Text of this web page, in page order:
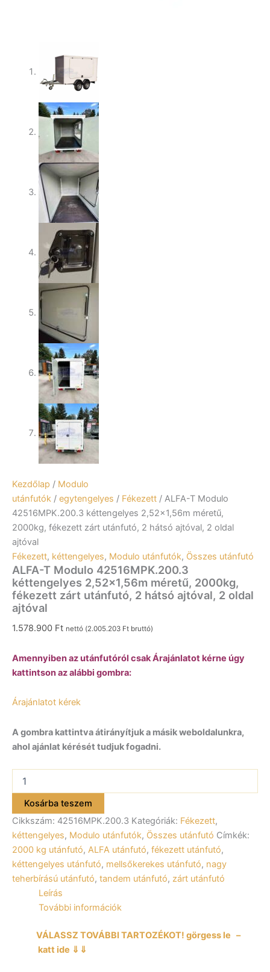
Kezdőlap / Modulo
utánfutók / egytengelyes / Fékezett / ALFA-T Modulo
42516MPK.200.3 kéttengelyes 2,52×1,56m méretű,
2000kg, fékezett zárt utánfutó, 2 hátsó ajtóval, 2 oldal
ajtóval
Fékezett, kéttengelyes, Modulo utánfutók, Összes utánfutó
ALFA-T Modulo 42516MPK.200.3
kéttengelyes 2,52×1,56m méretű, 2000kg,
fékezett zárt utánfutó, 2 hátsó ajtóval, 2 oldal
ajtóval
1.578.900 Ft nettó (2.005.203 Ft bruttó)
Amennyiben az utánfutóról csak Árajánlatot kérne úgy
kattintson az alábbi gombra:
Árajánlatot kérek
A gombra kattintva átirányítjuk a másik weboldalunkra,
ahol ajánlat kérését tudjuk fogadni.
Modulo
42516MPK.200.3
kéttengelyes
2,52×1,56m
méretű,
2000kg,
fékezett
zárt
utánfutó,
ajtóval,
Kosárba teszem
Cikkszám: 42516MPK.200.3 Kategóriák: Fékezett,
kéttengelyes, Modulo utánfutók, Összes utánfutó Címkék:
2000 kg utánfutó, ALFA utánfutó, fékezett utánfutó,
kéttengelyes utánfutó, mellsőkerekes utánfutó, nagy
teherbírású utánfutó, tandem utánfutó, zárt utánfutó
Leírás
További információk
VÁLASSZ TOVÁBBI TARTOZÉKOT! görgess le –
katt ide ⇓⇓